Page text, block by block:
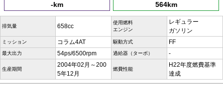
-km 564km
排気量 658cc
使用燃料
エンジン
レギュラー
ガソリン
ミッション コラム4AT 駆動方式 FF
最大出力 54ps/6500rpm 過給器（ターボ） -
生産期間
2004年02月～200
5年12月
燃費性能
H22年度燃費基準
達成